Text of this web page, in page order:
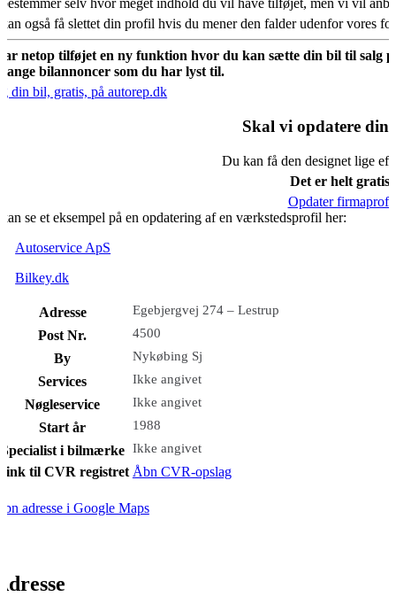
selv hvor meget indhold du vil have tilføjet, men vi vil
også få slettet din profil hvis du mener den falder udenfor vores
netop tilføjet en ny funktion hvor du kan sætte din bil til salg
bilannoncer som du har lyst til.
din bil, gratis, på autorep.dk
Skal vi opdatere din
Du kan få den designet lige
Det er helt gratis.
Opdater firmaprofil
se et eksempel på en opdatering af en værkstedsprofil her:
Autoservice ApS
Bilkey.dk
Adresse Egebjergvej 274 – Lestrup
Post Nr. 4500
By Nykøbing Sj
Services Ikke angivet
Nøgleservice Ikke angivet
Start år 1988
Specialist i bilmærke Ikke angivet
til CVR registret Åbn CVR-opslag
adresse i Google Maps